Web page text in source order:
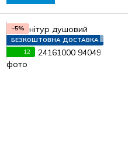
−5%
БЕЗКОШТОВНА ДОСТАВКА
12